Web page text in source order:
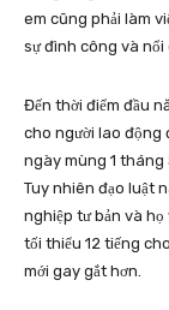
em cũng phải làm
sự đình công và nổi
Đến thời điểm đầu
cho người lao động
ngày mùng 1 tháng
Tuy nhiên đạo luật
nghiệp tư bản và
tối thiểu 12 tiếng
mới gay gắt hơn.